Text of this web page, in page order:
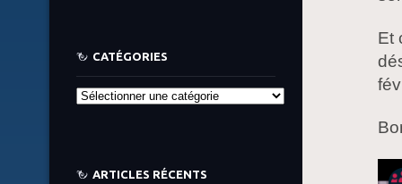
Et
CATÉGORIES
Catégories
ARTICLES RÉCENTS